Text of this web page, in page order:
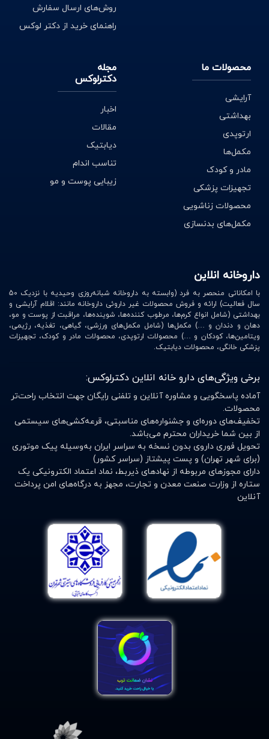
روش‌های ارسال سفارش
راهنمای خرید از دکتر لوکس
محصولات ما
آرایشی
بهداشتی
ارتوپدی
مکمل‌ها
مادر و کودک
تجهیزات پزشکی
محصولات زناشویی
مکمل‌های بدنسازی
مجله
دکترلوکس
اخبار
مقالات
دیابتیک
تناسب اندام
زیبایی پوست و مو
داروخانه انلاین
با امکاناتی منحصر به فرد (وابسته به داروخانه شبانه‌روزی وحیدیه با نزدیک 50
سال فعالیت) ارائه و فروش محصولات غیر داروئی داروخانه مانند: اقلام آرایشی و
بهداشتی (شامل انواع کرم‌ها، مرطوب کننده‌ها، شوینده‌ها، مراقبت از پوست و مو،
دهان و دندان و …) مکمل‌ها (شامل مکمل‌های ورزشی، گیاهی، تغذیه، رژیمی،
ویتامین‌ها، کودکان و …) محصولات ارتوپدی، محصولات مادر و کودک، تجهیزات
پزشکی خانگی، محصولات دیابتیک.
برخی ویژگی‌های دارو خانه انلاین دکترلوکس:
آماده پاسخگویی و مشاوره آنلاین و تلفنی رایگان جهت انتخاب راحت‌تر
محصولات.
تخفیف‌های دوره‌ای و جشنواره‌های مناسبتی، قرعه‌کشی‌های سیستمی
از بین شما خریداران محترم می‌باشد.
تحویل فوری داروی بدون نسخه به سراسر ایران به‌وسیله پیک موتوری
(برای شهر تهران) و پست پیشتاز (سراسر کشور)
دارای مجوزهای مربوطه از نهادهای ذیربط، نماد اعتماد الکترونیکی یک
ستاره از وزارت صنعت معدن و تجارت، مجهز به درگاه‌های امن پرداخت
آنلاین